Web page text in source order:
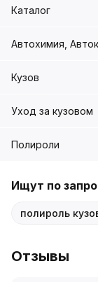
Каталог
Автохимия,
Кузов
Уход за кузовом
Полироли
Ищут по
полироль
Отзывы